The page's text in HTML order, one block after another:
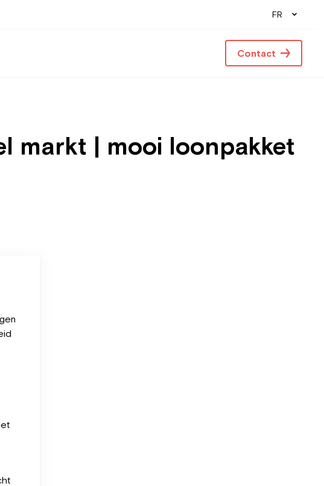
FR
Contact
markt | mooi loonpakket